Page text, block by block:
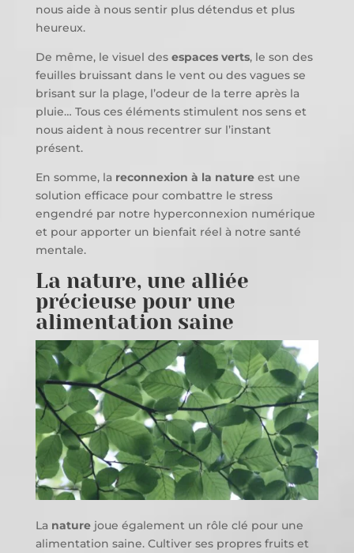
nous aide à nous sentir plus détendus et plus
heureux.
De même, le visuel des espaces verts, le son des
feuilles bruissant dans le vent ou des vagues se
brisant sur la plage, l’odeur de la terre après la
pluie… Tous ces éléments stimulent nos sens et
nous aident à nous recentrer sur l’instant
présent.
En somme, la reconnexion à la natureest une
solution efficace pour combattre le stress
engendré par notre hyperconnexion numérique
et pour apporter un bienfait réel à notre santé
mentale.
La nature, une alliée
précieuse pour une
alimentation saine
La naturejoue également un rôle clé pour une
alimentation saine. Cultiver ses propres fruits et